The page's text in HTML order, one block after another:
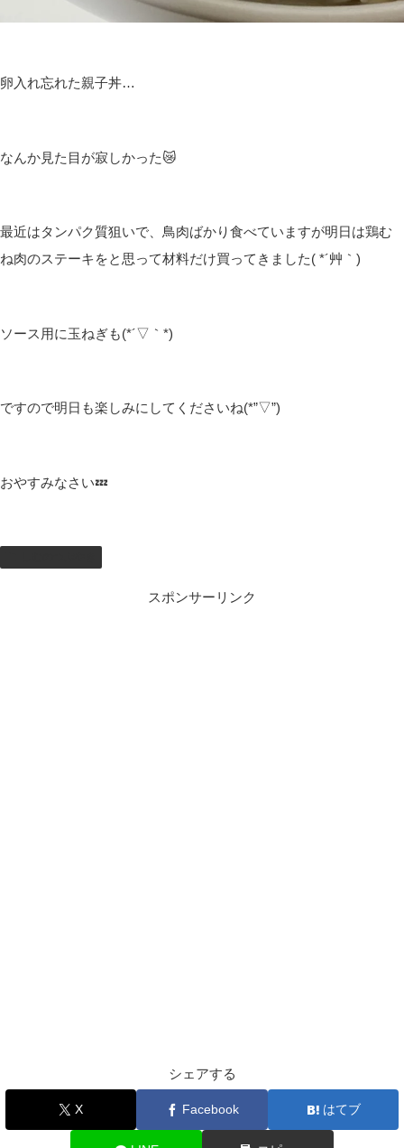
卵入れ忘れた親子丼…
なんか見た目が寂しかった😿
最近はタンパク質狙いで、鳥肉ばかり食べていますが明日は鶏む
ね肉のステーキをと思って材料だけ買ってきました( *´艸｀)
ソース用に玉ねぎも(*´▽｀*)
ですので明日も楽しみにしてくださいね(*”▽”)
おやすみなさい💤
スポンサーリンク
シェアする
X Facebook はてブ